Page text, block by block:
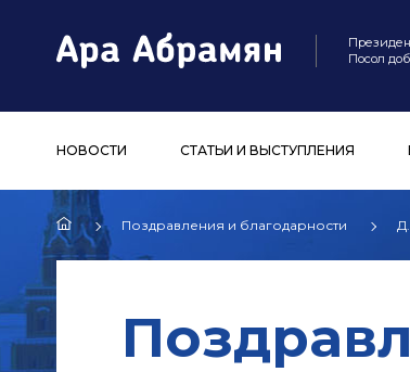
Посол
НОВОСТИ СТАТЬИ И ВЫСТУПЛЕНИЯ
Поздравления и благодарности